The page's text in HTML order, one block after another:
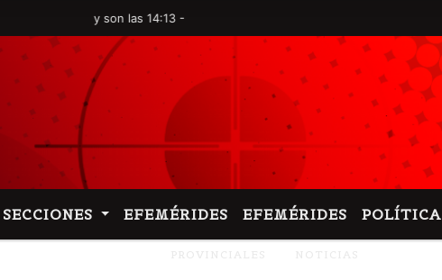
2026 y son las 14:13 -
SECCIONES EFEMÉRIDES EFEMÉRIDES POLÍTICA